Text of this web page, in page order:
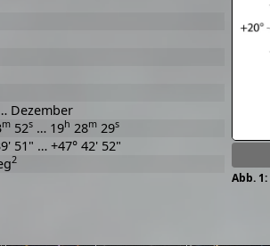
Dezember
m52s… 19h 28m29s
51" … +47° 42' 52"
2